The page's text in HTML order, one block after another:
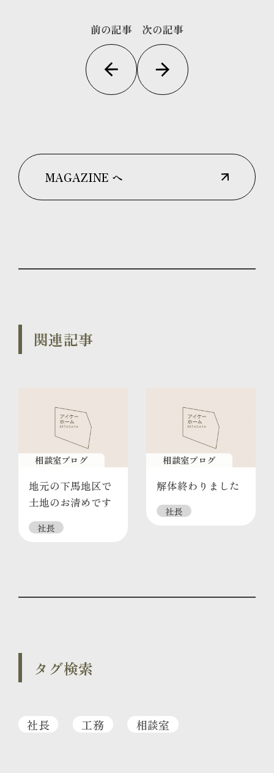
前の記事 次の記事
MAGAZINE へ
関連記事
相談室ブログ
地元の下馬地区で
土地のお清めです
社長
相談室ブログ
解体終わりました
社長
タグ検索
社長 工務 相談室